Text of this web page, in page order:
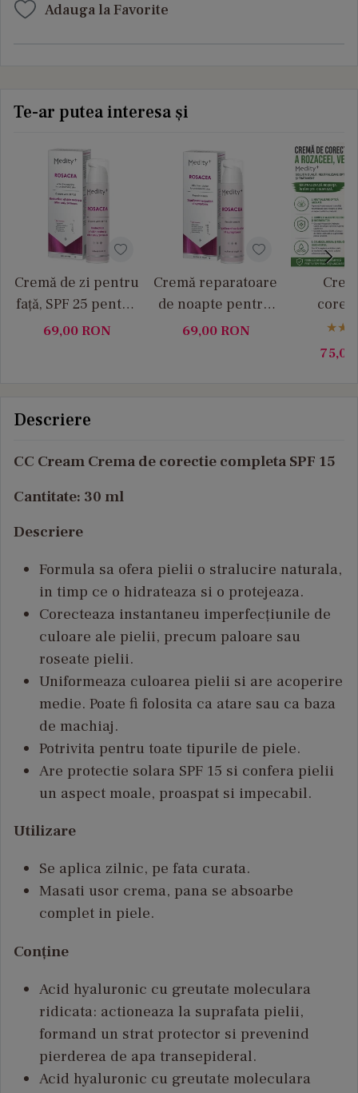
Adauga la Favorite
Te-ar putea interesa și
Cremă de zi pentru
față, SPF 25 pentru
pielea cu rozacee
69,00 RON
Cremă reparatoare
de noapte pentru
pielea cu rozacee,
69,00 RON
ml
75,00
Descriere
CC Cream Crema de corectie completa SPF 15
Cantitate: 30 ml
Descriere
Formula sa ofera pielii o stralucire naturala,
in timp ce o hidrateaza si o protejeaza.
Corecteaza instantaneu imperfecțiunile de
culoare ale pielii, precum paloare sau
roseate pielii.
Uniformeaza culoarea pielii si are acoperire
medie. Poate fi folosita ca atare sau ca baza
de machiaj.
Potrivita pentru toate tipurile de piele.
Are protectie solara SPF 15 si confera pielii
un aspect moale, proaspat si impecabil.
Utilizare
Se aplica zilnic, pe fata curata.
Masati usor crema, pana se absoarbe
complet in piele.
Conține
Acid hyaluronic cu greutate moleculara
ridicata: actioneaza la suprafata pielii,
formand un strat protector si prevenind
pierderea de apa transepideral.
Acid hyaluronic cu greutate moleculara